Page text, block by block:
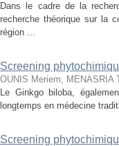
Dans le cadre de la
recherche théorique sur la
région ...
Screening
OUNIS Meriem, MENASRIA
Le Ginkgo biloba,
longtemps en médecine
Screening